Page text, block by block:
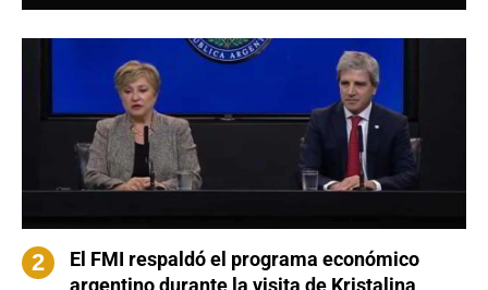
El FMI respaldó el programa económico
argentino durante la visita de Kristalina